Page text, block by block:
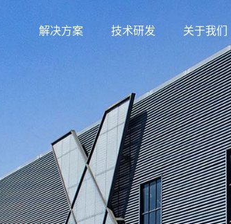
解决方案 技术研发 关于我们